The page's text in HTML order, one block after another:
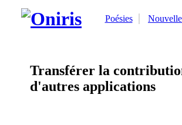
Poésies
Transférer la
d'autres applications